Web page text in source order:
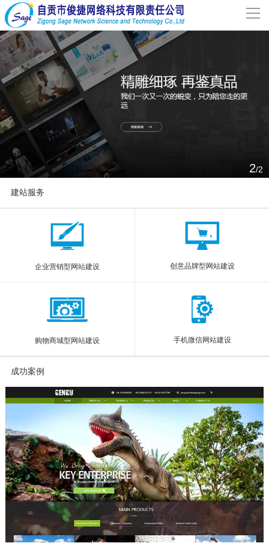
导
网站首页
关于我们
解决方案
新闻动态
2/2
建站服务
企业营销型网站建设 创意品牌型网站建设
购物商城型网站建设 手机微信网站建设
成功案例
More